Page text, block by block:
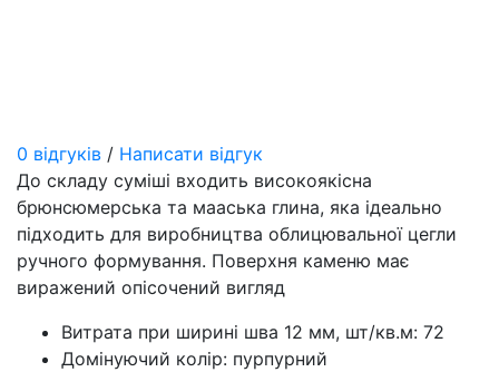
0 відгуків / Написати відгук
До складу суміші входить високоякісна
брюнсюмерська та мааська глина, яка ідеально
підходить для виробництва облицювальної цегли
ручного формування. Поверхня каменю має
виражений опісочений вигляд
Витрата при ширині шва 12 мм, шт/кв.м: 72
Домінуючий колір: пурпурний